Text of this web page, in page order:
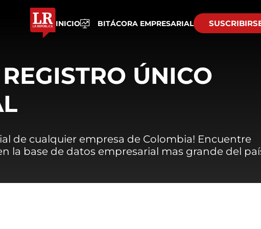
INICIO BITÁCORA EMPRESARIAL
ÚNICO
de cualquier empresa de Colombia! Encuentre
la base de datos empresarial mas grande del